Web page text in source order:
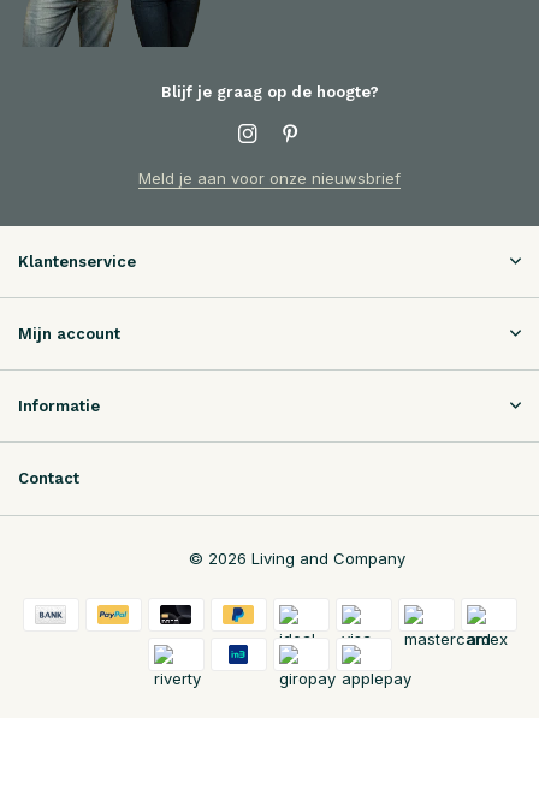
Blijf je graag op de hoogte?
Meld je aan voor onze nieuwsbrief
Klantenservice
Mijn account
Informatie
Contact
© 2026 Living and Company